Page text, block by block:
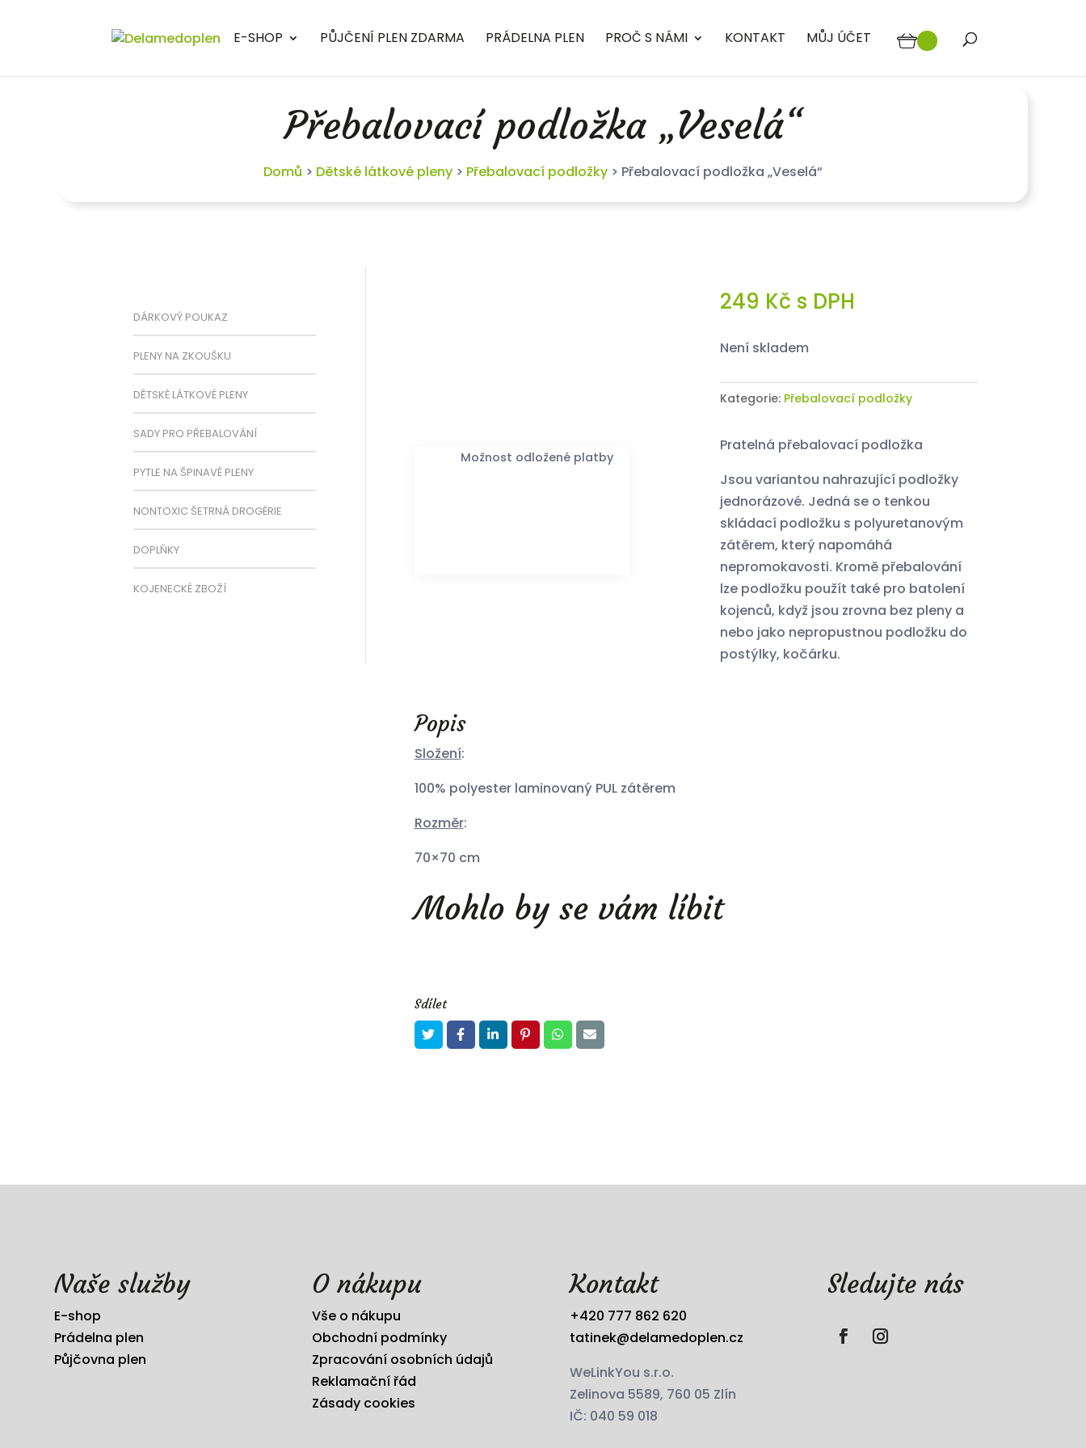
E-SHOP PŮJČENÍ PLEN ZDARMA PRÁDELNA PLEN PROČ S NÁMI KONTAKT MŮJ ÚČET
Přebalovací podložka „Veselá“
Domů > Dětské látkové pleny > Přebalovací podložky > Přebalovací podložka „Veselá“
DÁRKOVÝ POUKAZ
PLENY NA ZKOUŠKU
DĚTSKÉ LÁTKOVÉ PLENY
SADY PRO PŘEBALOVÁNÍ
PYTLE NA ŠPINAVÉ PLENY
NONTOXIC ŠETRNÁ DROGÉRIE
DOPLŇKY
KOJENECKÉ ZBOŽÍ
Možnost odložené platby
249 Kč s DPH
není skladem
Kategorie: Přebalovací podložky
Pratelná přebalovací podložka
Jsou variantou nahrazující podložky
jednorázové. Jedná se o tenkou
skládací podložku s polyuretanovým
zátěrem, který napomáhá
nepromokavosti. Kromě přebalování
lze podložku použít také pro batolení
kojenců, když jsou zrovna bez pleny a
nebo jako nepropustnou podložku do
postýlky, kočárku.
Popis
Složení:
100% polyester laminovaný PUL zátěrem
Rozměr:
70×70 cm
Mohlo by se vám líbit
Sdílet
Naše služby
E-shop
Prádelna plen
Půjčovna plen
O nákupu
Vše o nákupu
Obchodní podmínky
Zpracování osobních údajů
Reklamační řád
Zásady cookies
Kontakt
+420 777 862 620
tatinek@delamedoplen.cz
WeLinkYou s.r.o.
Zelinova 5589, 760 05 Zlín
IČ: 040 59 018
Sledujte nás